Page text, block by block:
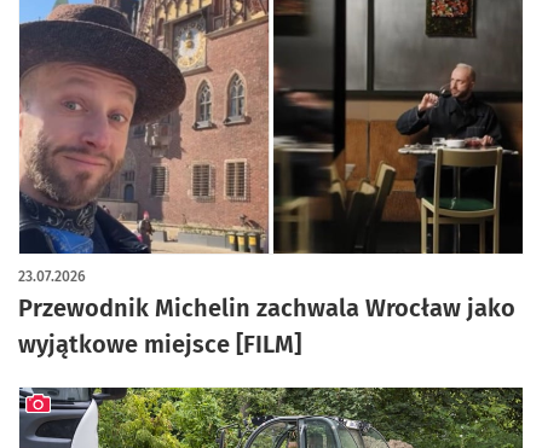
Przewodnik Michelin zachwala Wrocław jako
wyjątkowe miejsce [FILM]
23.07.2026
artykuł z galerią zdjęć